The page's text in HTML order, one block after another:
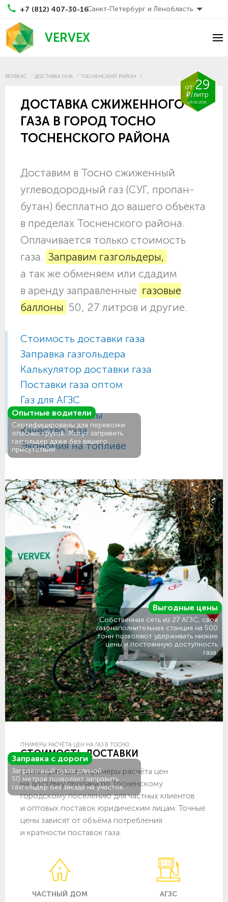
+7 (812) 407-30-16Санкт-Петербург и Ленобласть
VERVEX
ВЕРВЕКС ДОСТАВКА ГАЗА ТОСНЕНСКИЙ РАЙОН
от29
₽/литр
09.08.2026
ДОСТАВКА СЖИЖЕННОГО
ГАЗА В ГОРОД ТОСНО
ТОСНЕНСКОГО РАЙОНА
Доставим в Тосно сжиженный
углеводородный газ (СУГ, пропан-
бутан) бесплатно до вашего объекта
в пределах Тосненского района.
Оплачивается только стоимость
газа. Заправим газгольдеры,
а так же обменяем или сдадим
в аренду заправленные газовые
баллоны 50, 27 литров и другие.
Стоимость доставки газа
Заправка газгольдера
Калькулятор доставки газа
Поставки газа оптом
Газ для АГЗС
Газовые баллоны
Качество газа
Экономия на топливе
Опытные водители
Сертифицированы для перевозки
опасных грузов. Могут заправить
газгольдер даже без вашего
присутствия!
Заправка с дороги
Заправочный рукав длиной
50 метров позволяет заправить
газгольдер без заезда на участок.
Выгодные цены
Собственная сеть из 27 АГЗС, своя
газонаполнительная станция на 500
тонн позволяют удерживать низкие
цены и постоянную доступность
газа.
ПРИМЕРЫ РАСЧЁТА ЦЕН НА ГАЗ В ТОСНО
СТОИМОСТЬ ДОСТАВКИ
Ниже приведены примеры расчёта цен
на доставку пропана по Тосненскому
городскому поселению для частных клиентов
и оптовых поставок юридическим лицам. Точные
цены зависят от объёма потребления
и кратности поставок газа.
ЧАСТНЫЙ ДОМ АГЗС